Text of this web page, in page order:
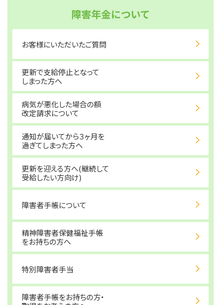
障害年金について
お客様にいただいたご質問
更新で支給停止となって
しまった方へ
病気が悪化した場合の額
改定請求について
通知が届いてから３ヶ月を
過ぎてしまった方へ
更新を迎える方へ(継続して
受給したい方向け)
障害者手帳について
精神障害者保健福祉手帳
をお持ちの方へ
特別障害者手当
障害者手帳をお持ちの方・